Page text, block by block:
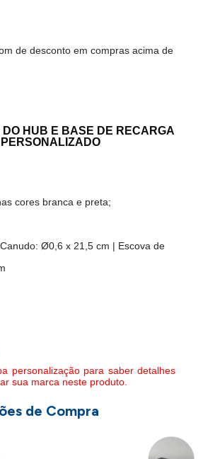
de desconto em compras acima de
DO HUB E BASE DE RECARGA
cores branca e preta;
Ø0,6 x 21,5 cm | Escova de
personalização para saber detalhes
sua marca neste produto.
de Compra